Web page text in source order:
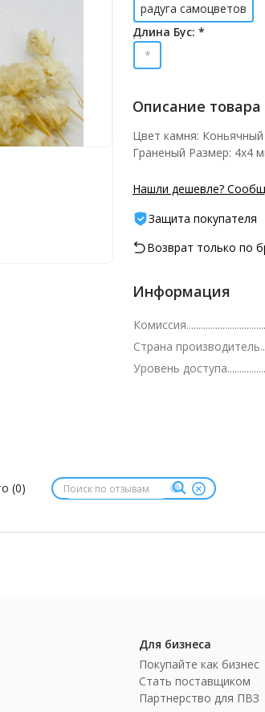
радуга самоцветов
Длина Бус: *
*
Описание товара
Цвет камня:
Граненый Размер: 4х4
Нашли дешевле?
Защита покупателя
Возврат только по
Информация
Комиссия
Страна производитель
Уровень доступа
(0)
Для бизнеса
Покупайте как бизнес
Стать поставщиком
Партнерство для ПВЗ